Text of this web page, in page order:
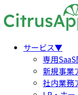
サービス▼
専用
新規事業
社内業務